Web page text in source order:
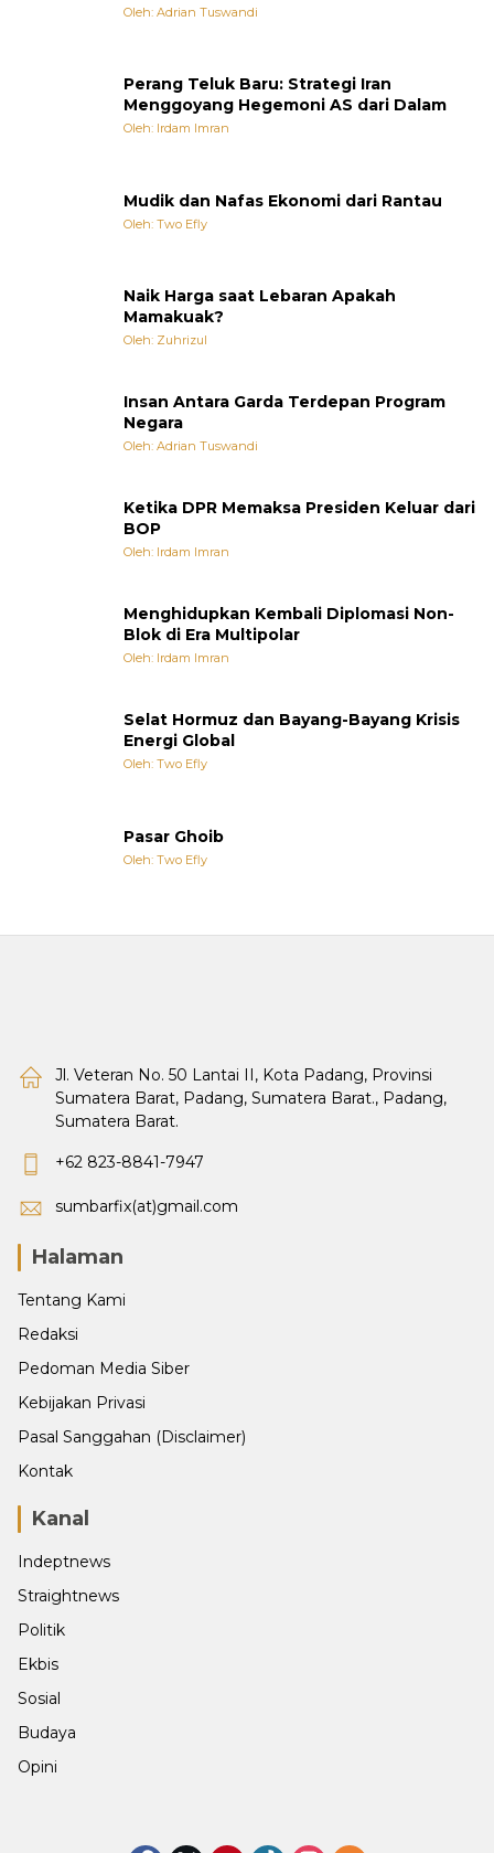
Oleh: Adrian Tuswandi
Perang Teluk Baru: Strategi Iran
Menggoyang Hegemoni AS dari Dalam
Oleh: Irdam Imran
Mudik dan Nafas Ekonomi dari Rantau
Oleh: Two Efly
Naik Harga saat Lebaran Apakah
Mamakuak?
Oleh: Zuhrizul
Insan Antara Garda Terdepan Program
Negara
Oleh: Adrian Tuswandi
Ketika DPR Memaksa Presiden Keluar dari
BOP
Oleh: Irdam Imran
Menghidupkan Kembali Diplomasi Non-
Blok di Era Multipolar
Oleh: Irdam Imran
Selat Hormuz dan Bayang-Bayang Krisis
Energi Global
Oleh: Two Efly
Pasar Ghoib
Oleh: Two Efly
Jl. Veteran No. 50 Lantai II, Kota Padang, Provinsi
Sumatera Barat, Padang, Sumatera Barat., Padang,
Sumatera Barat.
+62 823-8841-7947
sumbarfix(at)gmail.com
Halaman
Tentang Kami
Redaksi
Pedoman Media Siber
Kebijakan Privasi
Pasal Sanggahan (Disclaimer)
Kontak
Kanal
Indeptnews
Straightnews
Politik
Ekbis
Sosial
Budaya
Opini